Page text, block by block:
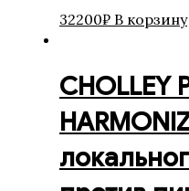
32200₽ В корзину
CHOLLEY